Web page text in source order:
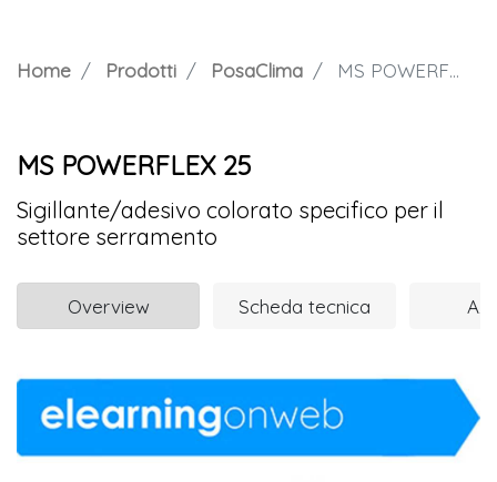
Home Prodotti PosaClima MS POWERFLEX 25
MS POWERFLEX 25
Sigillante/adesivo colorato specifico per il
settore serramento
Overview Scheda tecnica